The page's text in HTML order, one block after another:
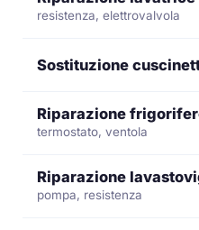
resistenza, elettrovalvola
Sostituzione
Riparazione
termostato, ventola
Riparazione
pompa, resistenza